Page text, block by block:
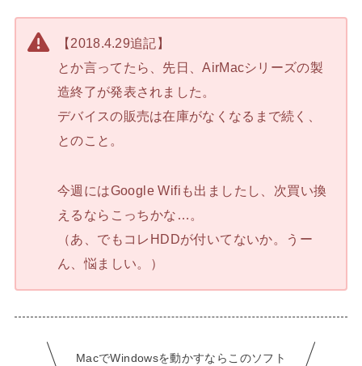
【2018.4.29追記】
とか言ってたら、先日、AirMacシリーズの製
造終了が発表されました。
デバイスの販売は在庫がなくなるまで続く、
とのこと。
今週にはGoogle Wifiも出ましたし、次買い換
えるならこっちかな…。
（あ、でもコレHDDが付いてないか。うー
ん、悩ましい。）
MacでWindowsを動かすならこのソフト